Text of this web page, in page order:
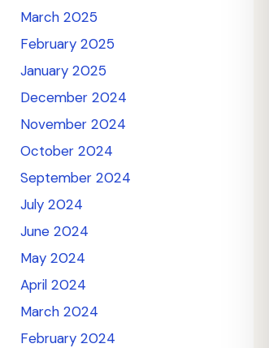
March 2025
February 2025
January 2025
December 2024
November 2024
October 2024
September 2024
July 2024
June 2024
May 2024
April 2024
March 2024
February 2024